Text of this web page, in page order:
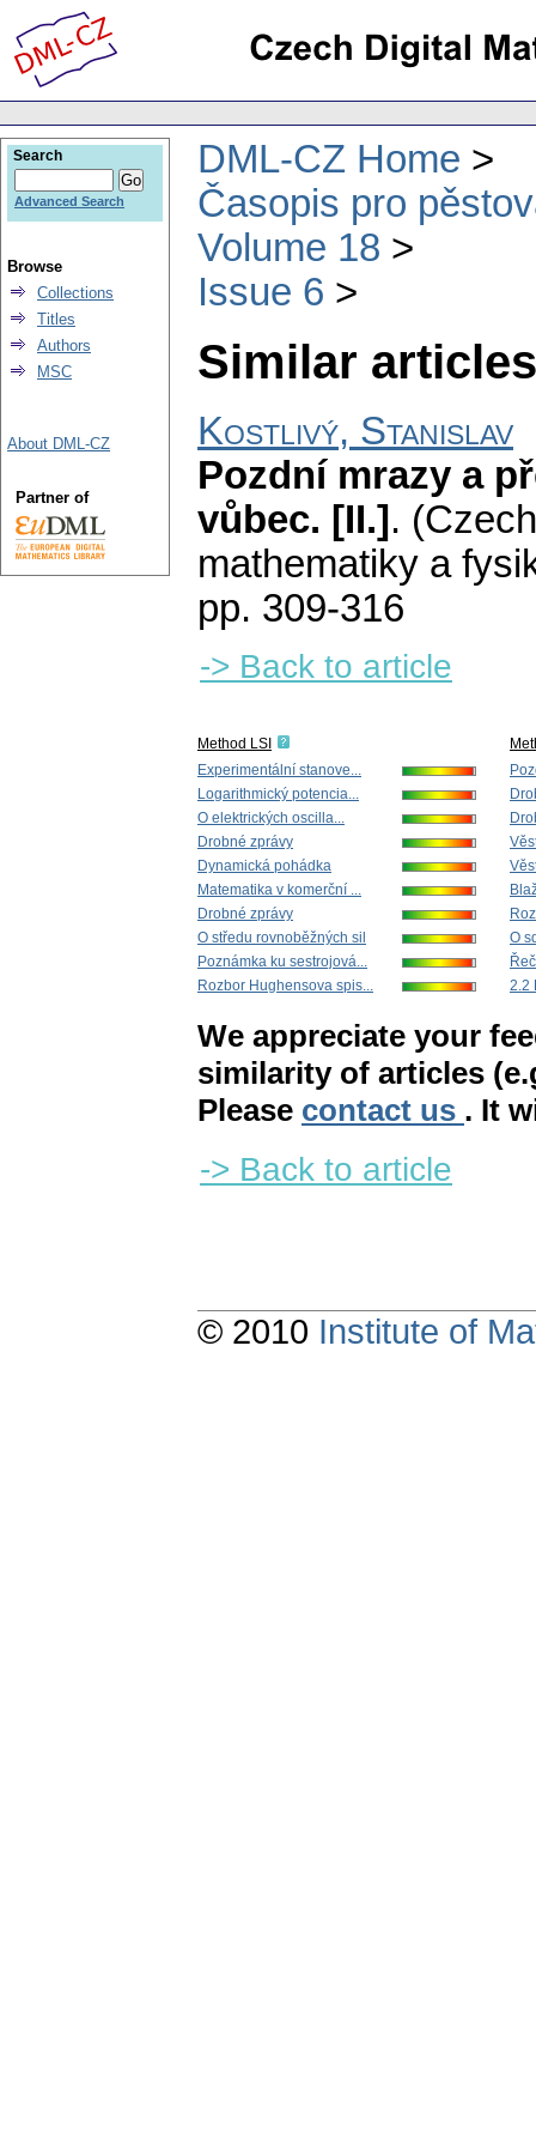
DML-CZ Home
Časopis pro
Volume 18
Issue 6
Similar
Kostlivý, Stanislav
Pozdní mrazy a
vůbec. [II.] .
mathematiky a
pp. 309-316
-> Back to article
Method LSI
Experimentální stanove...
Logarithmický potencia...
O elektrických oscilla...
Drobné zprávy
Dynamická pohádka
Matematika v komerční ...
Drobné zprávy
O středu rovnoběžných sil
Poznámka ku sestrojová...
Rozbor Hughensova spis...
O
2.2
We appreciate your
similarity of articles
Please contact us . It
-> Back to article
Search
Advanced Search
Browse
Collections
Titles
Authors
MSC
About DML-CZ
Partner of
© 2010 Institute of